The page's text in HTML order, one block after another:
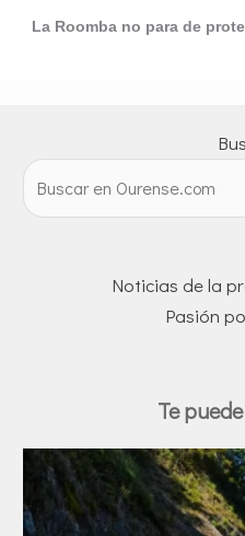
La Roomba no para de
Noticias de la
Pasión
Te